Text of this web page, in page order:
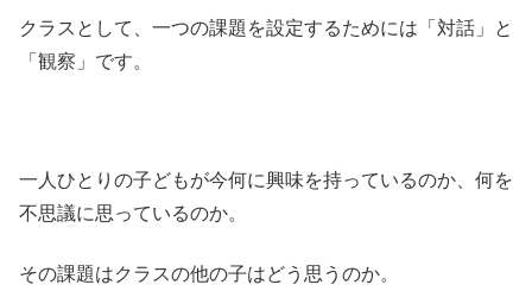
クラスとして、一つの課題を設定するためには「対話」と
「観察」です。
一人ひとりの子どもが今何に興味を持っているのか、何を
不思議に思っているのか。
その課題はクラスの他の子はどう思うのか。